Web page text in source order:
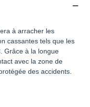
à arracher les
cassantes tels que les
Grâce à la longue
avec la zone de
des accidents.